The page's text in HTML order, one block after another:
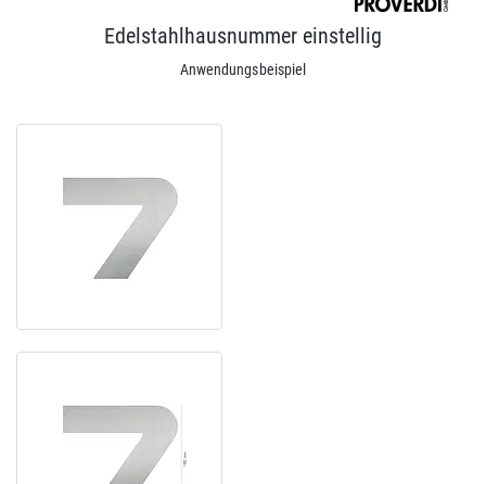
Edelstahlhausnummer einstellig
Anwendungsbeispiel